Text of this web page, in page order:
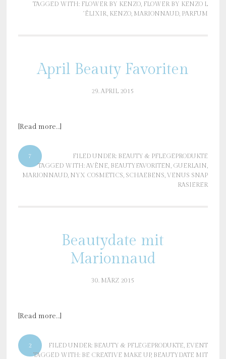
TAGGED WITH: FLOWER BY KENZO, FLOWER BY KENZO L
´ÉLIXIR, KENZO, MARIONNAUD, PARFUM
April Beauty Favoriten
29. APRIL 2015
[Read more…]
7 FILED UNDER: BEAUTY & PFLEGEPRODUKTE
TAGGED WITH:AVÈNE, BEAUTYFAVORITEN, GUERLAIN,
MARIONNAUD, NYX COSMETICS, SCHAEBENS,VENUS SNAP
RASIERER
Beautydate mit
Marionnaud
30. MÄRZ 2015
[Read more…]
2 FILED UNDER: BEAUTY & PFLEGEPRODUKTE, EVENT
TAGGED WITH: BE CREATIVE MAKE UP, BEAUTYDATE MIT